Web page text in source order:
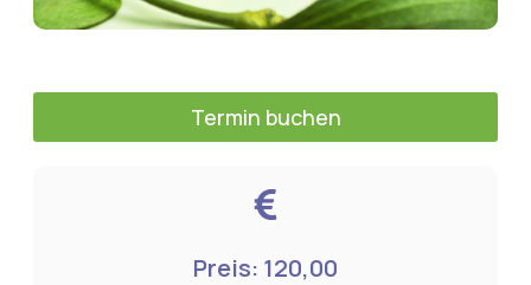
Termin buchen
Preis: 120,00